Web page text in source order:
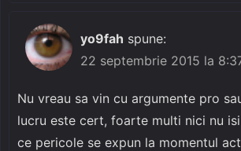
yo9fah spune:
22 septembrie 2015 la
Nu vreau sa vin cu argumente pro
lucru este cert, foarte multi nici nu
ce pericole se expun la momentul